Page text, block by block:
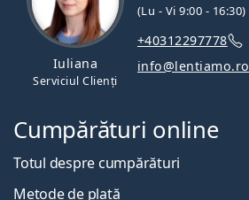
Iuliana
Serviciul Clienți
(Lu - Vi 9:00 - 16:30)
+40312297778
info@lentiamo.ro
Cumpărături online
Totul despre cumpărături
Metode de plată